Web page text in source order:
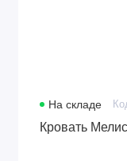
На складе
Кровать